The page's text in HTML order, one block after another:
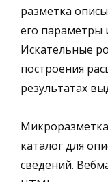
разметка
его параметры
Искательные
построения
результатах
каталог для
сведений.